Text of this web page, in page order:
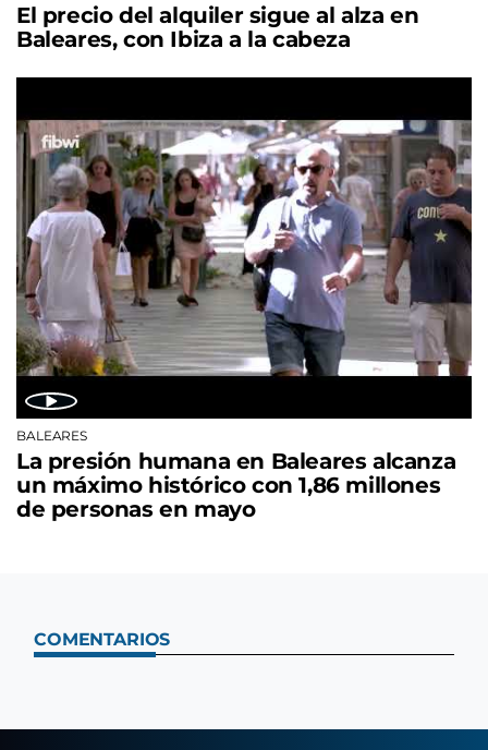
El precio del alquiler sigue al alza en
Baleares, con Ibiza a la cabeza
BALEARES
La presión humana en Baleares alcanza
un máximo histórico con 1,86 millones
de personas en mayo
COMENTARIOS